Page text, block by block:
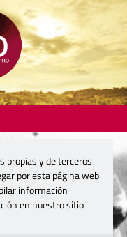
propias y de terceros
por esta página web
información
en nuestro sitio